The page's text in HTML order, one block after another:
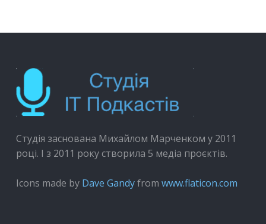
Студія заснована Михайлом Марченком у 2011
році. І з 2011 року створила 5 медіа проєктів.
Icons made by Dave Gandyfrom www.flaticon.com